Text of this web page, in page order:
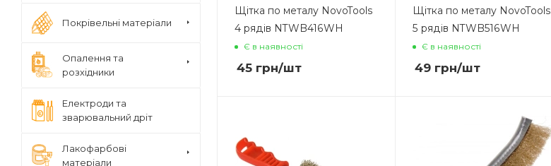
Щітка по металу NovoTools
4 рядів NTWB416WH
Є в наявності
45 грн/шт
Щітка по металу NovoTools
5 рядів NTWB516WH
Є в наявності
49грн/шт
Покрівельні матеріали
Опалення та
розхідники
Електроди та
зварювальний дріт
Лакофарбові
матеріали